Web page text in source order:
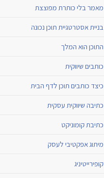
מאמר בלי כותרת מפוצצת
בניית אסטרטגיית תוכן נכונה
התוכן הוא המלך
כותבים שיווקית
כיצד כותבים תוכן לדף הבית
כתיבה שיווקית עסקית
כתיבת קומוניקט
מיתוג אפקטיבי לעסק
קופירייטיניג